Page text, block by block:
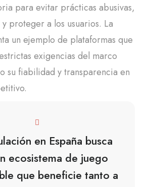
para evitar prácticas abusivas,
proteger a los usuarios. La
un ejemplo de plataformas que
exigencias del marco
su fiabilidad y transparencia en
en España busca
ecosistema de juego
que beneficie tanto a